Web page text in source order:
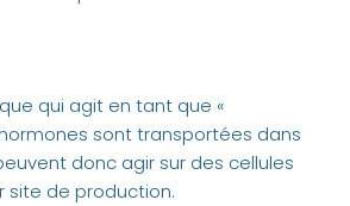
qui agit en tant que «
sont transportées dans
donc agir sur des cellules
site de production.